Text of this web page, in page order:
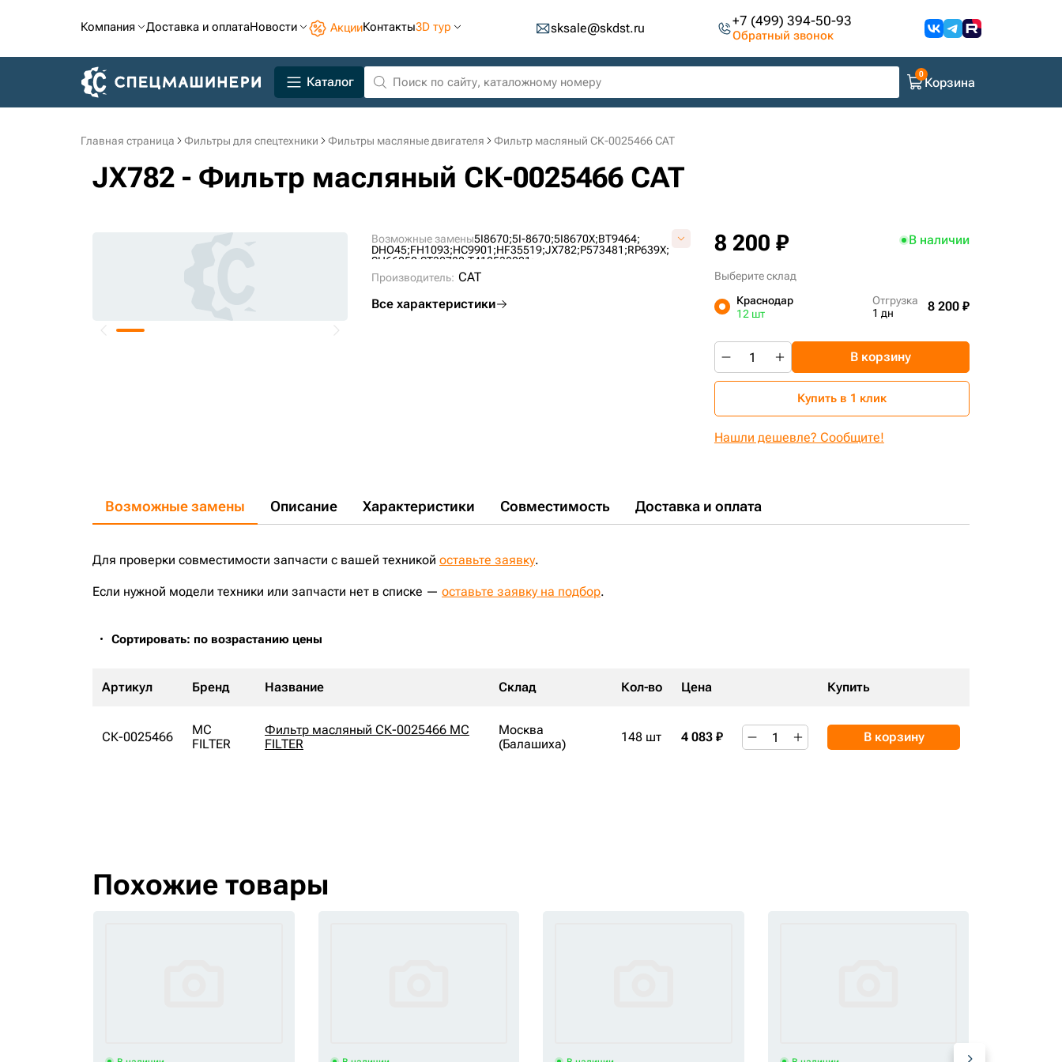
Компания Доставка и оплатаНовости АкцииКонтакты3D тур sksale@skdst.ru +7 (499) 394-50-93
Обратный звонок
Каталог Корзина
Главная страница Фильтры для спецтехники Фильтры масляные двигателя Фильтр масляный СК-0025466 CAT
JX782 - Фильтр масляный СК-0025466 CAT
Возможные замены5I8670;5I-8670;5I8670X;BT9464;
DHO45;FH1093;HC9901;HF35519;JX782;P573481;RP639X;
SH66050;ST30782;T412538021;
Производитель: CAT
Все характеристики
8 200 ₽ В наличии
Выберите склад
Краснодар
12 шт
Отгрузка
1 дн
8 200 ₽
В корзину
Купить в 1 клик
Нашли дешевле? Сообщите!
Возможные замены Описание Характеристики Совместимость Доставка и оплата
Для проверки совместимости запчасти с вашей техникой оставьте заявку.
Если нужной модели техники или запчасти нет в списке — оставьте заявку на подбор.
Сортировать: по возрастанию цены
Артикул Бренд Название Склад Кол-во Цена Купить
СК-0025466
MC
FILTER
Фильтр масляный СК-0025466 MC
FILTER
Москва
(Балашиха)
148 шт 4 083 ₽ В корзину
Похожие товары